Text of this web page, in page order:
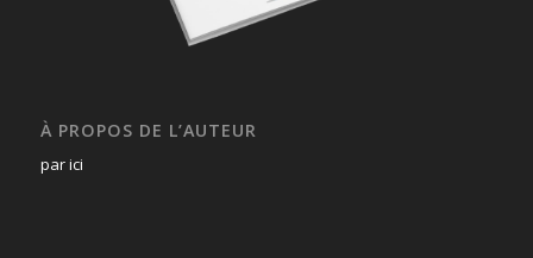
À PROPOS DE L’AUTEUR
par ici